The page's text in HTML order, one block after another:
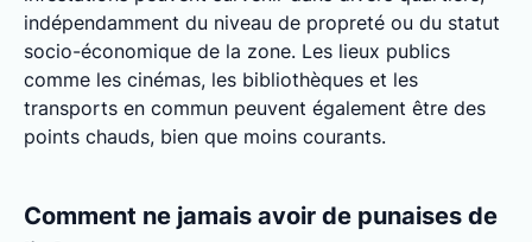
indépendamment du niveau de propreté ou du statut
socio-économique de la zone. Les lieux publics
comme les cinémas, les bibliothèques et les
transports en commun peuvent également être des
points chauds, bien que moins courants.
Comment ne jamais avoir de punaises de